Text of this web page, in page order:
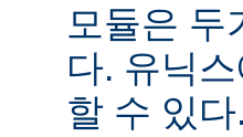
모듈은 두
다. 유닉
할 수 있